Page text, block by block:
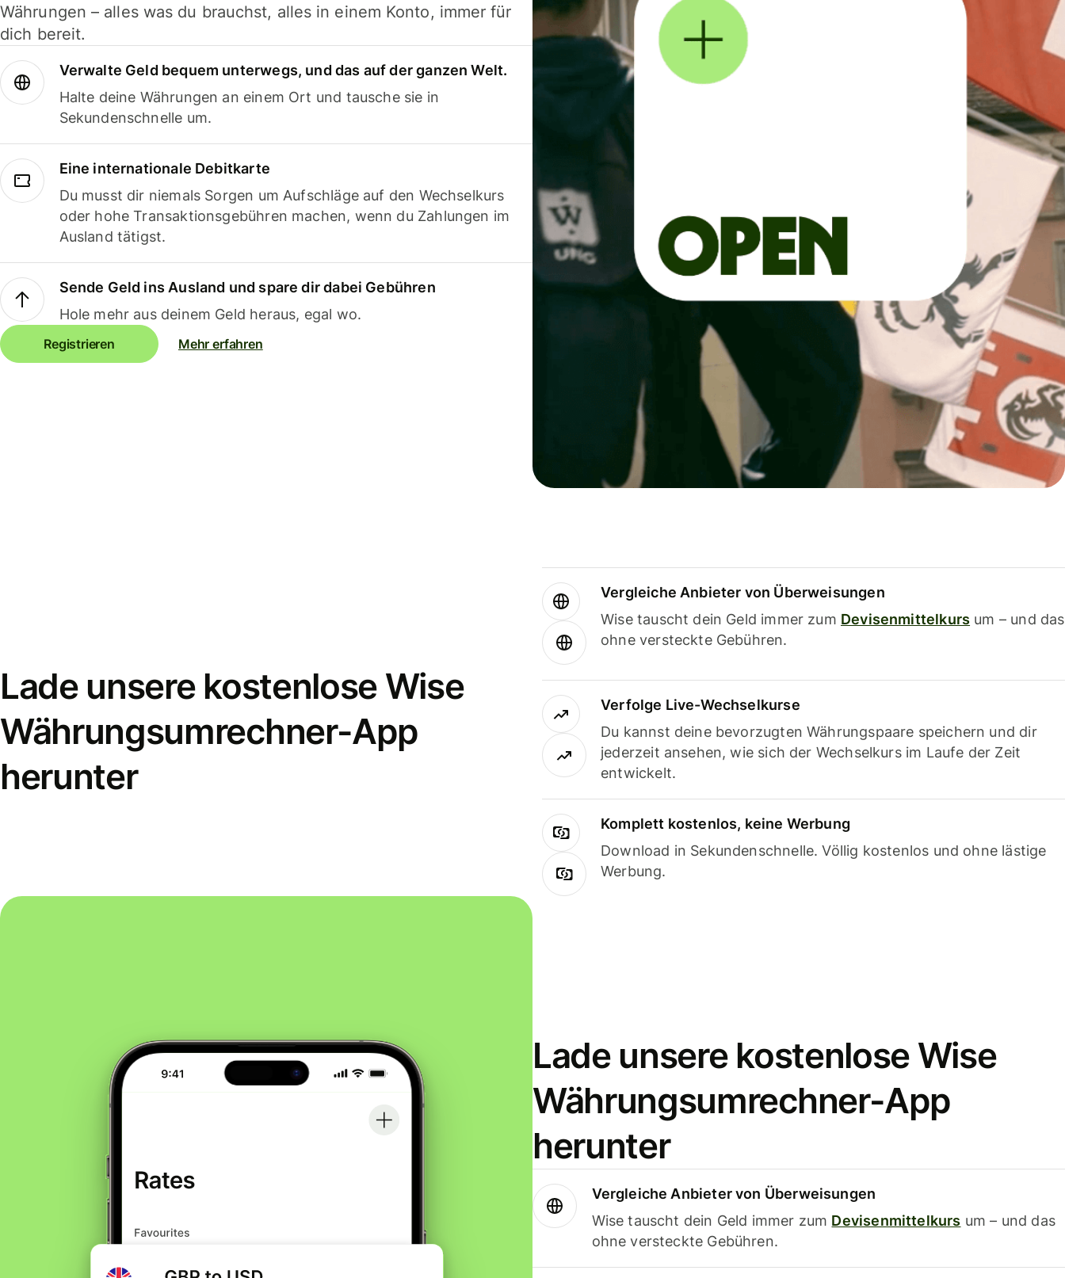
Währungen – alles was du brauchst, alles in einem Konto, immer für
dich bereit.
Verwalte Geld bequem unterwegs, und das auf der ganzen Welt.
Halte deine Währungen an einem Ort und tausche sie in
Sekundenschnelle um.
Eine internationale Debitkarte
Du musst dir niemals Sorgen um Aufschläge auf den Wechselkurs
oder hohe Transaktionsgebühren machen, wenn du Zahlungen im
Ausland tätigst.
Sende Geld ins Ausland und spare dir dabei Gebühren
Hole mehr aus deinem Geld heraus, egal wo.
Registrieren Mehr erfahren
Lade unsere kostenlose Wise
Währungsumrechner-App
herunter
Vergleiche Anbieter von Überweisungen
Wise tauscht dein Geld immer zum Devisenmittelkurs um – und das
ohne versteckte Gebühren.
Verfolge Live-Wechselkurse
Du kannst deine bevorzugten Währungspaare speichern und dir
jederzeit ansehen, wie sich der Wechselkurs im Laufe der Zeit
entwickelt.
Komplett kostenlos, keine Werbung
Download in Sekundenschnelle. Völlig kostenlos und ohne lästige
Werbung.
Lade unsere kostenlose Wise
Währungsumrechner-App
herunter
Vergleiche Anbieter von Überweisungen
Wise tauscht dein Geld immer zum Devisenmittelkurs um – und das
ohne versteckte Gebühren.